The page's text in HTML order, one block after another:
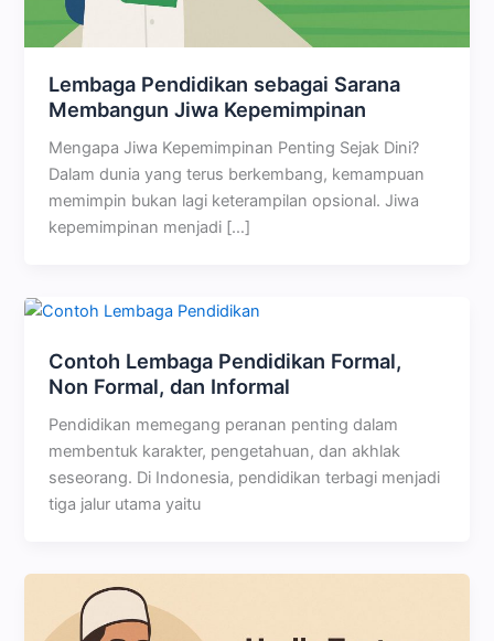
Lembaga Pendidikan sebagai Sarana
Membangun Jiwa Kepemimpinan
Mengapa Jiwa Kepemimpinan Penting Sejak Dini?
Dalam dunia yang terus berkembang, kemampuan
memimpin bukan lagi keterampilan opsional. Jiwa
kepemimpinan menjadi […]
Contoh Lembaga Pendidikan Formal,
Non Formal, dan Informal
Pendidikan memegang peranan penting dalam
membentuk karakter, pengetahuan, dan akhlak
seseorang. Di Indonesia, pendidikan terbagi menjadi
tiga jalur utama yaitu